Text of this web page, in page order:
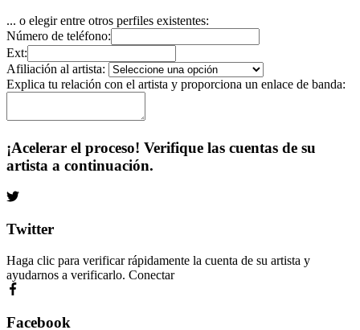
... o elegir entre otros perfiles existentes:
Número de teléfono:
Ext:
Afiliación al artista:
Explica tu relación con el artista y proporciona un enlace de banda:
¡Acelerar el proceso! Verifique las cuentas de su
artista a continuación.
Twitter
Haga clic para verificar rápidamente la cuenta de su artista y
ayudarnos a verificarlo. Conectar
Facebook